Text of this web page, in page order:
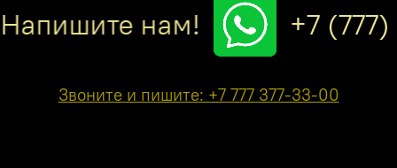
нам! +7 (777)
Звоните и пишите: +7 777 377-33-00